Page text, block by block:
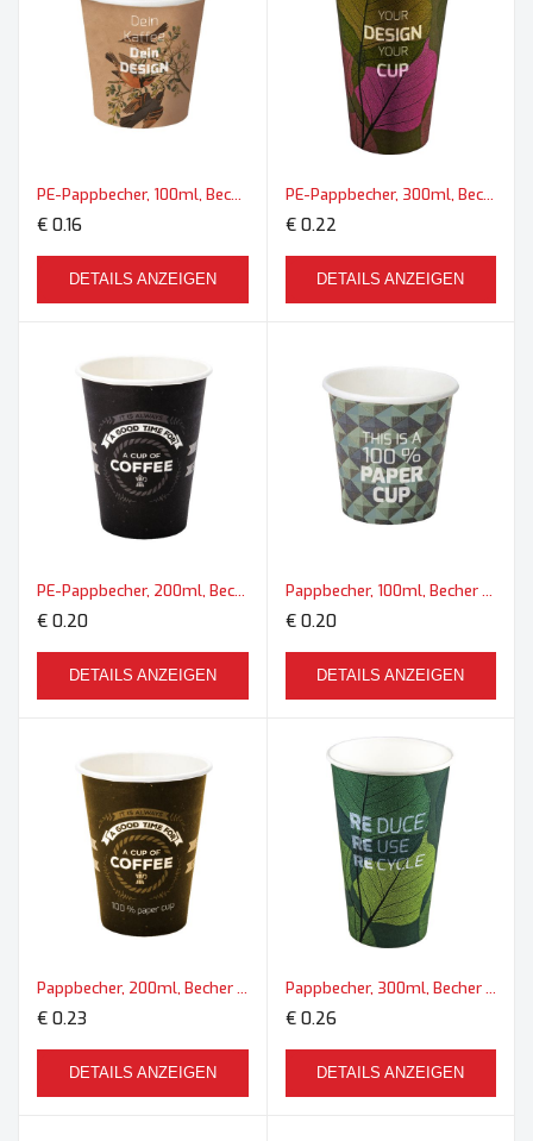
PE-Pappbecher, 100ml, Becher Mini
€ 0.16
DETAILS ANZEIGEN
PE-Pappbecher, 300ml, Becher Maxi
€ 0.22
DETAILS ANZEIGEN
PE-Pappbecher, 200ml, Becher Midi
€ 0.20
DETAILS ANZEIGEN
Pappbecher, 100ml, Becher Mini
€ 0.20
DETAILS ANZEIGEN
Pappbecher, 200ml, Becher Midi
€ 0.23
DETAILS ANZEIGEN
Pappbecher, 300ml, Becher Maxi
€ 0.26
DETAILS ANZEIGEN